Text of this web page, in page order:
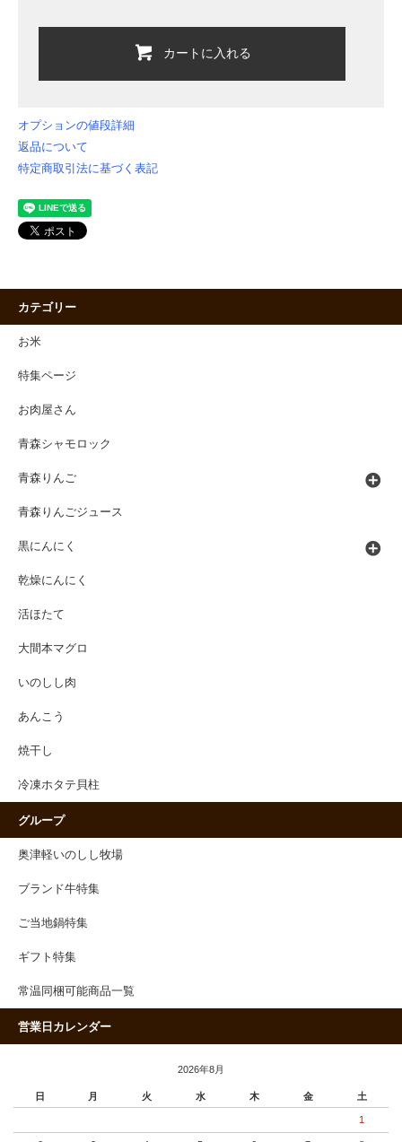
カートに入れる
オプションの値段詳細
返品について
特定商取引法に基づく表記
カテゴリー
お米
特集ページ
お肉屋さん
青森シャモロック
青森りんご
青森りんごジュース
黒にんにく
乾燥にんにく
活ほたて
大間本マグロ
いのしし肉
あんこう
焼干し
冷凍ホタテ貝柱
グループ
奥津軽いのしし牧場
ブランド牛特集
ご当地鍋特集
ギフト特集
常温同梱可能商品一覧
営業日カレンダー
2026年8月
日 月 火 水 木 金 土
1